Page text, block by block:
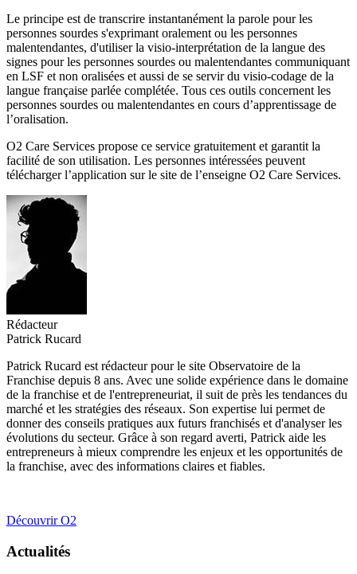
Le principe est de transcrire instantanément la parole pour les
personnes sourdes s'exprimant oralement ou les personnes
malentendantes, d'utiliser la visio-interprétation de la langue des
signes pour les personnes sourdes ou malentendantes communiquant
en LSF et non oralisées et aussi de se servir du visio-codage de la
langue française parlée complétée. Tous ces outils concernent les
personnes sourdes ou malentendantes en cours d’apprentissage de
l’oralisation.
O2 Care Services propose ce service gratuitement et garantit la
facilité de son utilisation. Les personnes intéressées peuvent
télécharger l’application sur le site de l’enseigne O2 Care Services.
Rédacteur
Patrick Rucard
Patrick Rucard est rédacteur pour le site Observatoire de la
Franchise depuis 8 ans. Avec une solide expérience dans le domaine
de la franchise et de l'entrepreneuriat, il suit de près les tendances du
marché et les stratégies des réseaux. Son expertise lui permet de
donner des conseils pratiques aux futurs franchisés et d'analyser les
évolutions du secteur. Grâce à son regard averti, Patrick aide les
entrepreneurs à mieux comprendre les enjeux et les opportunités de
la franchise, avec des informations claires et fiables.
Découvrir O2
Actualités